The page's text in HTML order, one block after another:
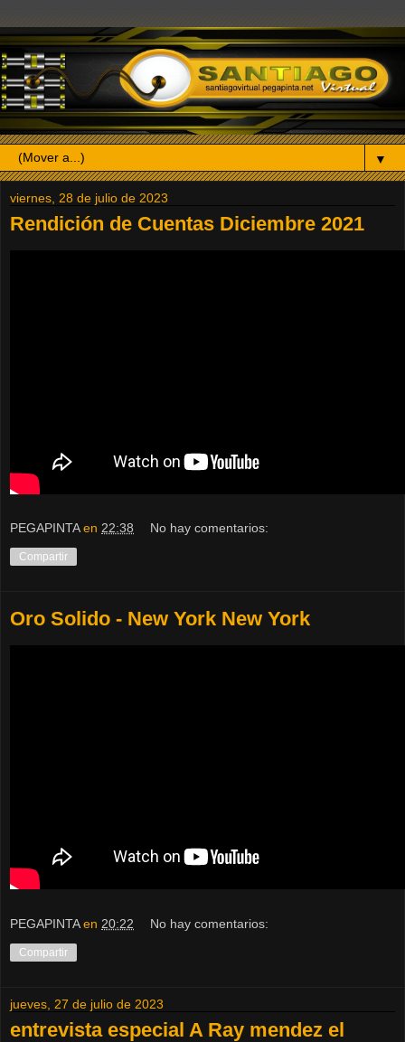
▼
viernes, 28 de julio de 2023
Rendición de Cuentas Diciembre 2021
PEGAPINTA en 22:38 No hay comentarios:
Compartir
Oro Solido - New York New York
PEGAPINTA en 20:22 No hay comentarios:
Compartir
jueves, 27 de julio de 2023
entrevista especial A Ray mendez el